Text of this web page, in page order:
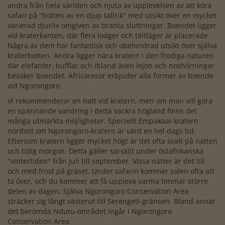
andra från hela världen och njuta av upplevelsen av att köra
safari på "botten av en djup tallrik" med utsikt över en mycket
varierad djurliv omgiven av branta sluttningar. Boendet ligger
vid kraterkanten, där flera lodger och tältläger är placerade.
Några av dem har fantastisk och obehindrad utsikt över själva
kraterbotten. Andra ligger nära kratern i den frodiga naturen
där elefanter, bufflar och ibland även lejon och noshörningar
besöker boendet. Africaresor erbjuder alla former av boende
vid Ngorongoro.
Vi rekommenderar en natt vid kratern, men om man vill göra
en spännande vandring i detta vackra högland finns det
många utmärkta möjligheter. Speciellt Empakaai-kratern
nordost om Ngorongoro-kratern är värd en hel dags tid.
Eftersom kratern ligger mycket högt är det ofta svalt på natten
och tidig morgon. Detta gäller särskilt under östafrikanska
"vintertiden" från juli till september. Vissa nätter är det till
och med frost på gräset. Under safarin kommer solen ofta att
ta över, och du kommer att få uppleva varma timmar större
delen av dagen. Själva Ngorongoro Conservation Area
sträcker sig långt västerut till Serengeti-gränsen. Bland annat
det berömda Ndutu-området ingår i Ngorongoro
Conservation Area.